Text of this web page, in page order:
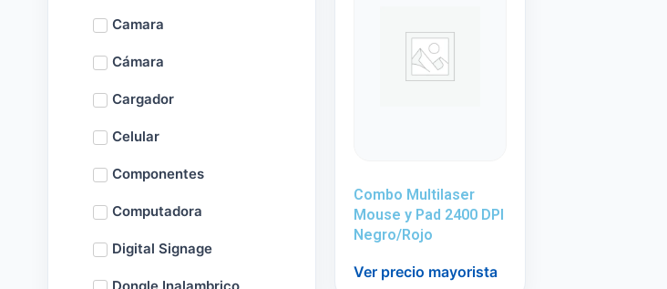
Camara
Cámara
Cargador
Celular
Componentes
Computadora
Digital Signage
Combo Multilaser
Mouse y Pad 2400 DPI
Negro/Rojo
Ver precio mayorista